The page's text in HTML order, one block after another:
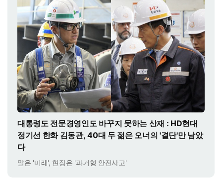
대통령도 전문경영인도 바꾸지 못하는 산재 : HD현대
정기선 한화 김동관, 40대 두 젊은 오너의 '결단'만 남았
다
말은 '미래', 현장은 '과거형 안전사고'